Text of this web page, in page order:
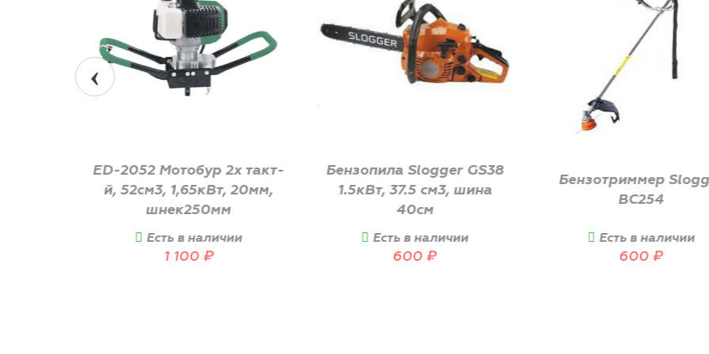
Бензопила Slogger GS38
1.5кВт, 37.5 см3, шина
40см
Есть в наличии
600
Бензотриммер Slogger
BC254
Есть в наличии
600
аккумуляторная
Есть в наличии
600